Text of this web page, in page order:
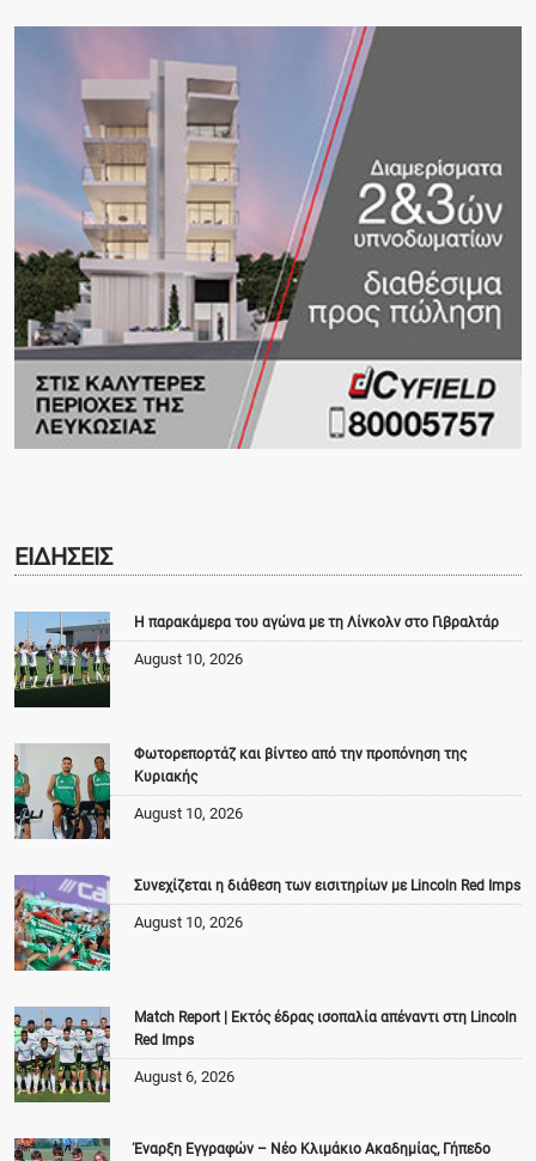
ΕΙΔΗΣΕΙΣ
Η παρακάμερα του αγώνα με τη Λίνκολν στο Γιβραλτάρ
August 10, 2026
Φωτορεπορτάζ και βίντεο από την προπόνηση της
Κυριακής
August 10, 2026
Συνεχίζεται η διάθεση των εισιτηρίων με Lincoln Red Imps
August 10, 2026
Match Report | Εκτός έδρας ισοπαλία απέναντι στη Lincoln
Red Imps
August 6, 2026
Έναρξη Εγγραφών – Νέο Κλιμάκιο Ακαδημίας, Γήπεδο